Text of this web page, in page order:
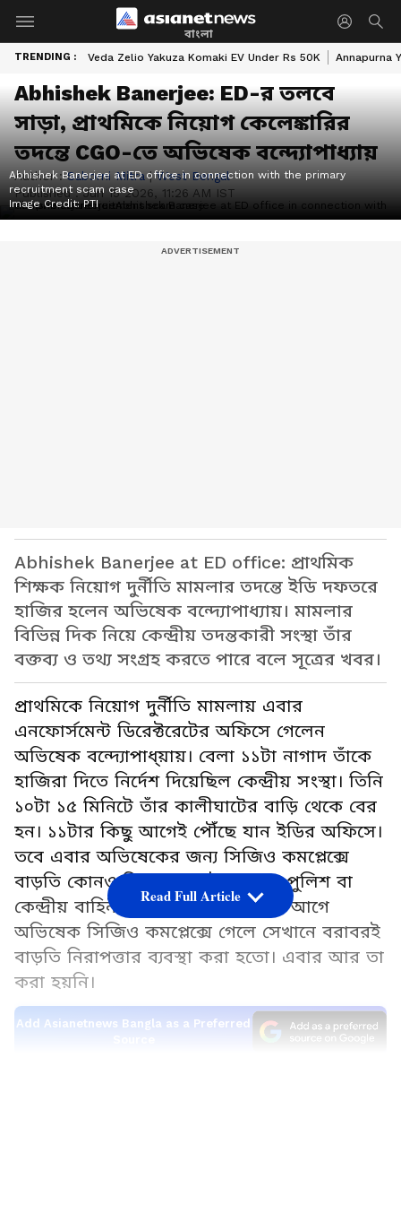
বাংলা
TRENDING : Veda Zelio Yakuza Komaki EV Under Rs 50K Annapurna
Abhishek Banerjee: ED-র তলবে
সাড়া, প্রাথমিকে নিয়োগ কেলেঙ্কারির
তদন্তে CGO-তে অভিষেক বন্দ্যোপাধ্যায়
Author :Saborni Mitra|West Bengal
Published :Jun 15 2026, 11:26 AM IST
Abhishek Banerjee at ED office in connection with the primary
recruitment scam case
Image Credit:PTI
Abhishek Banerjee at ED office: প্রাথমিক
শিক্ষক নিয়োগ দুর্নীতি মামলার তদন্তে ইডি দফতরে
হাজির হলেন অভিষেক বন্দ্যোপাধ্যায়। মামলার
বিভিন্ন দিক নিয়ে কেন্দ্রীয় তদন্তকারী সংস্থা তাঁর
বক্তব্য ও তথ্য সংগ্রহ করতে পারে বলে সূত্রের খবর।
প্রাথমিকে নিয়োগ দুর্নীতি মামলায় এবার
এনফোর্সমেন্ট ডিরেক্টরেটের অফিসে গেলেন
অভিষেক বন্দ্যোপাধ্য়ায়। বেলা ১১টা নাগাদ তাঁকে
হাজিরা দিতে নির্দেশ দিয়েছিল কেন্দ্রীয় সংস্থা। তিনি
১০টা ১৫ মিনিটে তাঁর কালীঘাটের বাড়ি থেকে বের
হন। ১১টার কিছু আগেই পৌঁছে যান ইডির অফিসে।
তবে এবার অভিষেকের জন্য সিজিও কমপ্লেক্সে
বাড়তি কোনও নিরাপত্তা নেই। কোনও পুলিশ বা
কেন্দ্রীয় বাহিনী মোতায়েন করা হয়নি। আগে
অভিষেক সিজিও কমপ্লেক্সে গেলে সেখানে বরাবরই
বাড়তি নিরাপত্তার ব্যবস্থা করা হতো। এবার আর তা
করা হয়নি।
Add Asianetnews Bangla as a Preferred
Read Full Article